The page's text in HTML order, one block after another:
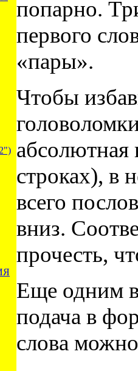
попарно.
первого
«пары».
Чтобы
абсолютная
строках), в
всего
вниз.
прочесть,
Еще одним
подача в
слова